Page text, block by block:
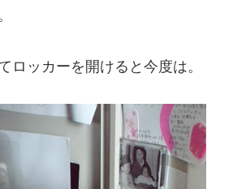
ロッカーを開けると今度は。